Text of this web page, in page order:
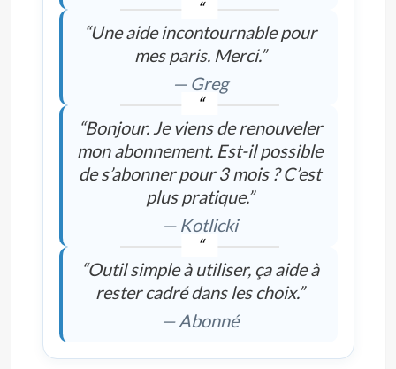
“Une aide incontournable pour
mes paris. Merci.”
— Greg
“Bonjour. Je viens de renouveler
mon abonnement. Est-il possible
de s’abonner pour 3 mois ? C’est
plus pratique.”
— Kotlicki
“Outil simple à utiliser, ça aide à
rester cadré dans les choix.”
— Abonné